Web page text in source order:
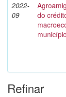
2022-
09
do
Refinar